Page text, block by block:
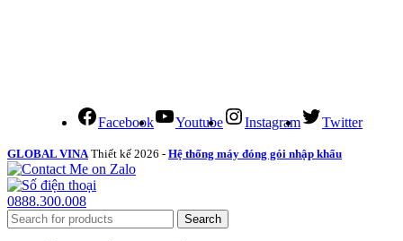
Facebook Youtube Instagram Twitter
GLOBAL VINA Thiết kế 2026 - Hệ thống máy đóng gói nhập khẩu
0888.300.008
Search